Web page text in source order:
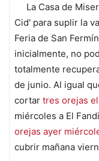
La Casa de
Cid' para suplir la
Feria de San
inicialmente, no
totalmente
de junio. Al igual
cortar tres orejas
miércoles a El
orejas ayer
cubrir mañana